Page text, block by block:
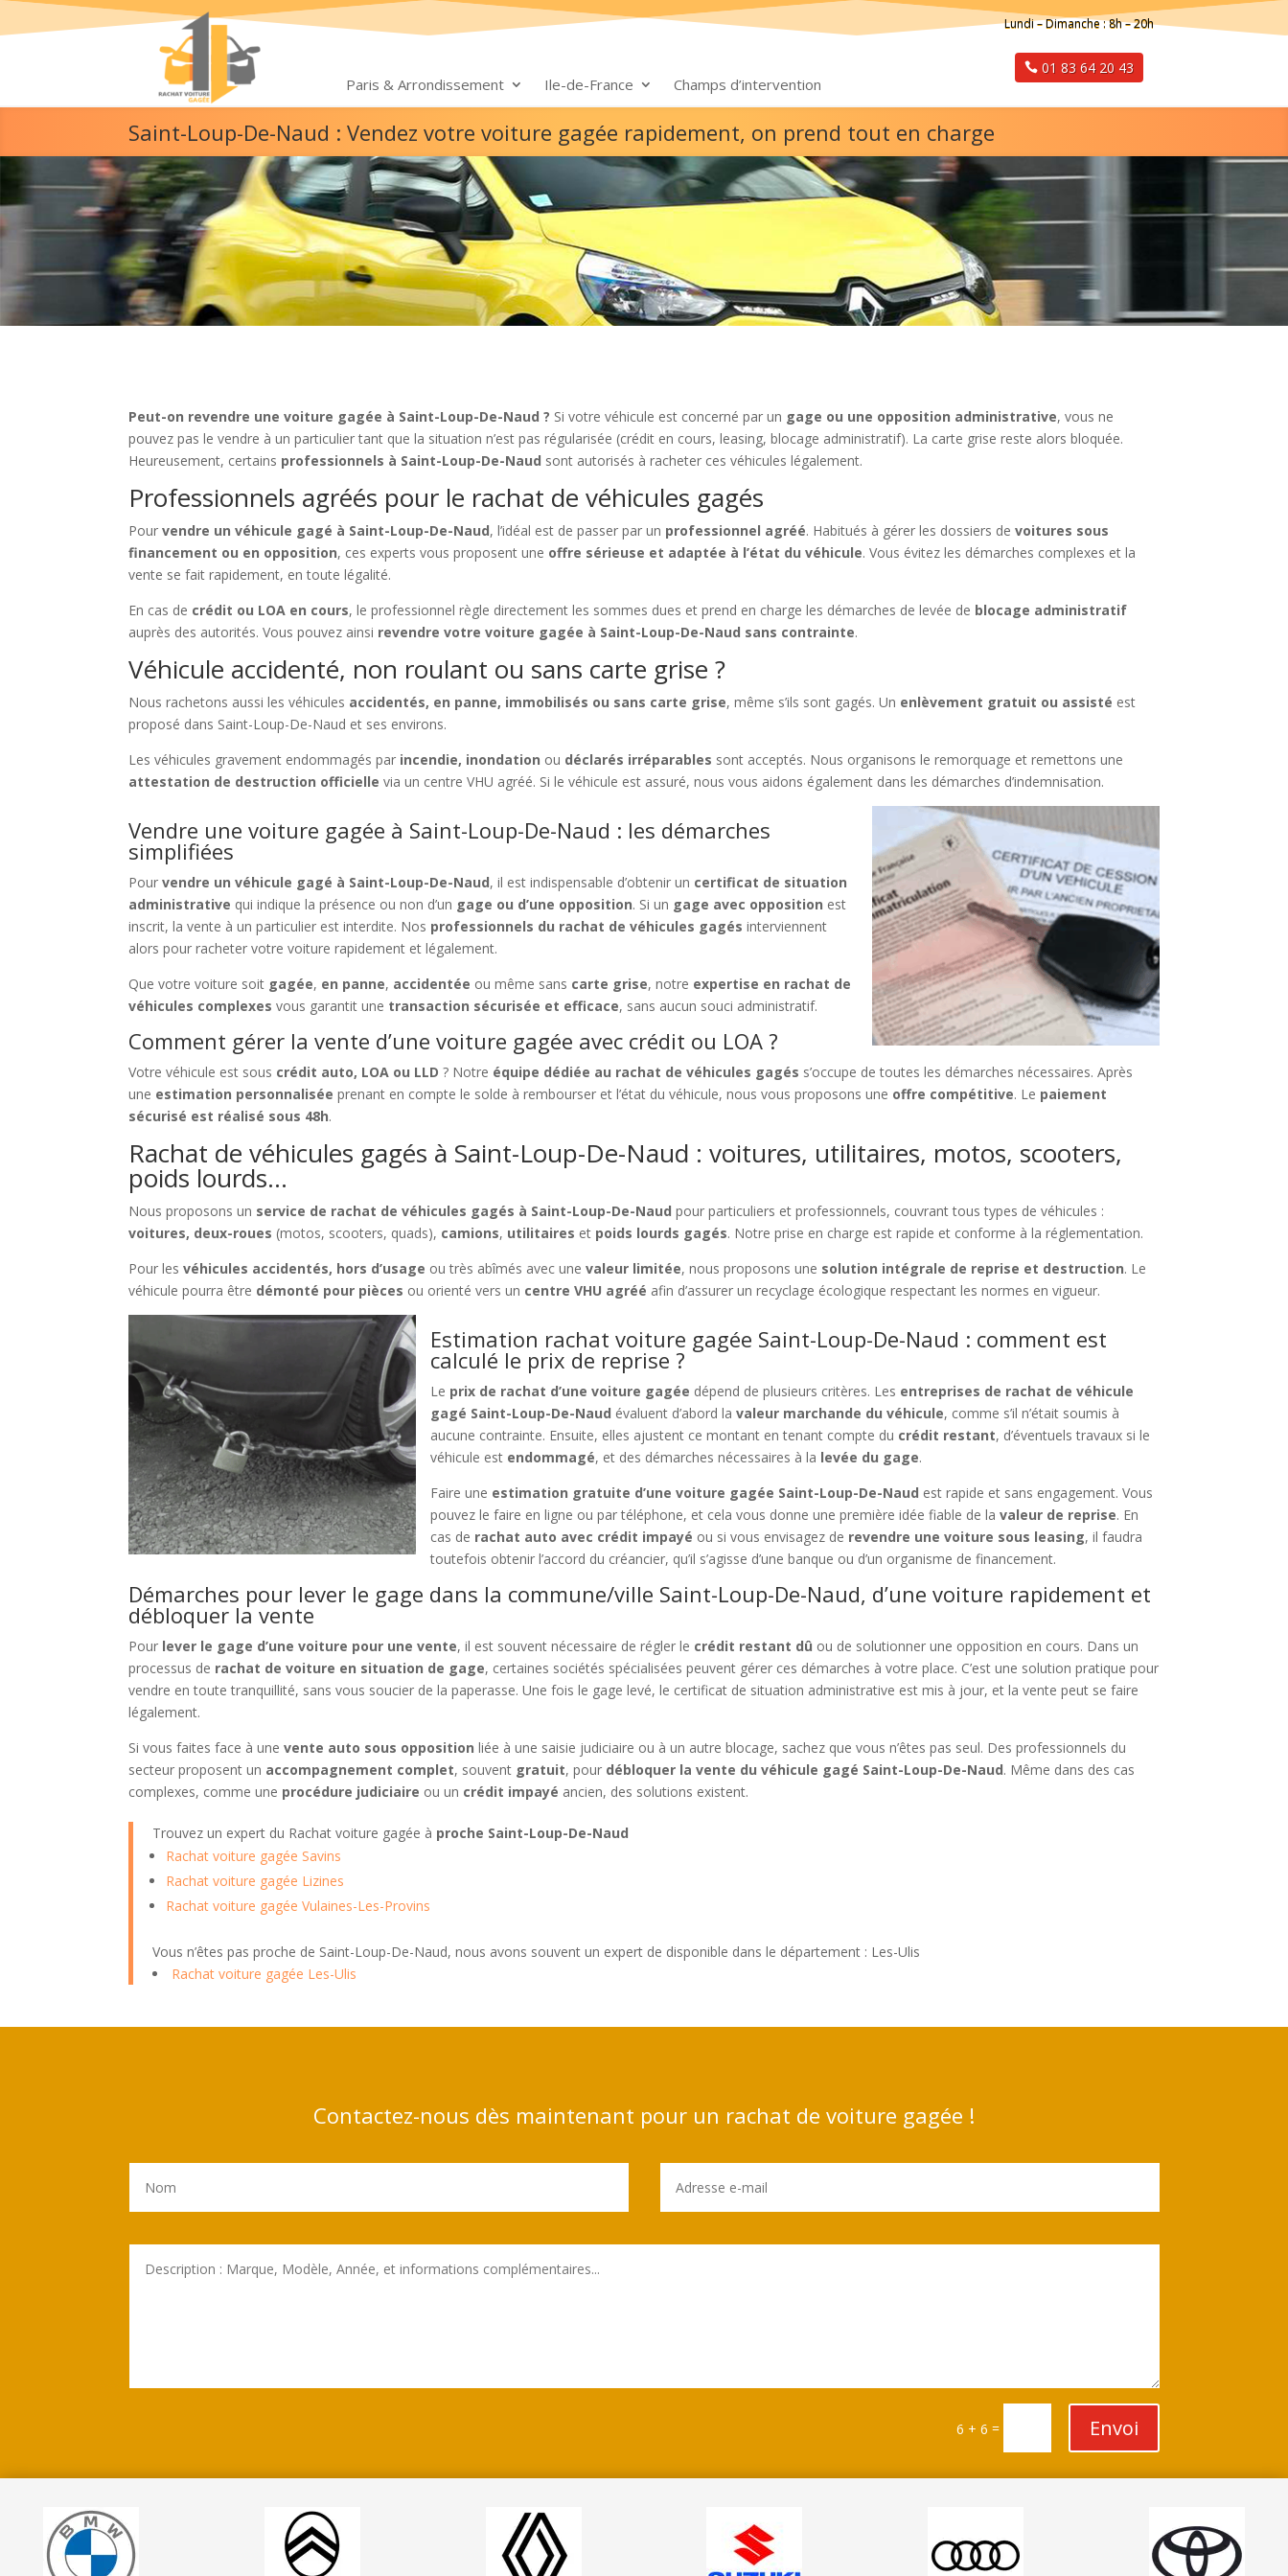
Paris & Arrondissement Ile-de-France Champs d’intervention
Lundi – Dimanche : 8h – 20h
01 83 64 20 43
Saint-Loup-De-Naud : Vendez votre voiture gagée rapidement, on prend tout en charge
Peut-on revendre une voiture gagée à Saint-Loup-De-Naud ? Si votre véhicule est concerné par un gage ou une opposition administrative, vous ne
pouvez pas le vendre à un particulier tant que la situation n’est pas régularisée (crédit en cours, leasing, blocage administratif). La carte grise reste alors bloquée.
Heureusement, certains professionnels à Saint-Loup-De-Naud sont autorisés à racheter ces véhicules légalement.
Professionnels agréés pour le rachat de véhicules gagés
Pourvendre un véhicule gagé à Saint-Loup-De-Naud, l’idéal est de passer par un professionnel agréé. Habitués à gérer les dossiers devoitures sous
financement ou en opposition, ces experts vous proposent une offre sérieuse et adaptée à l’état du véhicule. Vous évitez les démarches complexes et la
vente se fait rapidement, en toute légalité.
En cas de crédit ou LOA en cours, le professionnel règle directement les sommes dues et prend en charge les démarches de levée de blocage administratif
auprès des autorités. Vous pouvez ainsi revendre votre voiture gagée à Saint-Loup-De-Naud sans contrainte.
Véhicule accidenté, non roulant ou sans carte grise ?
Nous rachetons aussi les véhicules accidentés, en panne, immobilisés ou sans carte grise, même s’ils sont gagés. Un enlèvement gratuit ou assisté est
proposé dans Saint-Loup-De-Naud et ses environs.
Les véhicules gravement endommagés par incendie, inondation ou déclarés irréparables sont acceptés. Nous organisons le remorquage et remettons une
attestation de destruction officielle via un centre VHU agréé. Si le véhicule est assuré, nous vous aidons également dans les démarches d’indemnisation.
Vendre une voiture gagée à Saint-Loup-De-Naud : les démarches
simplifiées
Pourvendre un véhicule gagé à Saint-Loup-De-Naud, il est indispensable d’obtenir un certificat de situation
administrative qui indique la présence ou non d’un gage ou d’une opposition. Si un gage avec opposition est
inscrit, la vente à un particulier est interdite. Nos professionnels du rachat de véhicules gagés interviennent
alors pour racheter votre voiture rapidement et légalement.
Que votre voiture soit gagée, en panne, accidentée ou même sans carte grise, notre expertise en rachat de
véhicules complexes vous garantit une transaction sécurisée et efficace, sans aucun souci administratif.
Comment gérer la vente d’une voiture gagée avec crédit ou LOA ?
Votre véhicule est sous crédit auto, LOA ou LLD ? Notre équipe dédiée au rachat de véhicules gagés s’occupe de toutes les démarches nécessaires. Après
une estimation personnalisée prenant en compte le solde à rembourser et l’état du véhicule, nous vous proposons une offre compétitive. Le paiement
sécurisé est réalisé sous 48h.
Rachat de véhicules gagés à Saint-Loup-De-Naud : voitures, utilitaires, motos, scooters,
poids lourds…
Nous proposons un service de rachat de véhicules gagés à Saint-Loup-De-Naud pour particuliers et professionnels, couvrant tous types de véhicules :
voitures, deux-roues (motos, scooters, quads), camions, utilitaires et poids lourds gagés. Notre prise en charge est rapide et conforme à la réglementation.
Pour lesvéhicules accidentés, hors d’usage ou très abîmés avec unevaleur limitée, nous proposons une solution intégrale de reprise et destruction. Le
véhicule pourra être démonté pour pièces ou orienté vers un centre VHU agréé afin d’assurer un recyclage écologique respectant les normes en vigueur.
Estimation rachat voiture gagée Saint-Loup-De-Naud : comment est
calculé le prix de reprise ?
Le prix de rachat d’une voiture gagée dépend de plusieurs critères. Les entreprises de rachat de véhicule
gagé Saint-Loup-De-Naud évaluent d’abord lavaleur marchande du véhicule, comme s’il n’était soumis à
aucune contrainte. Ensuite, elles ajustent ce montant en tenant compte du crédit restant, d’éventuels travaux si le
véhicule est endommagé, et des démarches nécessaires à la levée du gage.
Faire une estimation gratuite d’une voiture gagée Saint-Loup-De-Naud est rapide et sans engagement. Vous
pouvez le faire en ligne ou par téléphone, et cela vous donne une première idée fiable de lavaleur de reprise. En
cas de rachat auto avec crédit impayé ou si vous envisagez de revendre une voiture sous leasing, il faudra
toutefois obtenir l’accord du créancier, qu’il s’agisse d’une banque ou d’un organisme de financement.
Démarches pour lever le gage dans la commune/ville Saint-Loup-De-Naud, d’une voiture rapidement et
débloquer la vente
Pour lever le gage d’une voiture pour une vente, il est souvent nécessaire de régler le crédit restant dû ou de solutionner une opposition en cours. Dans un
processus de rachat de voiture en situation de gage, certaines sociétés spécialisées peuvent gérer ces démarches à votre place. C’est une solution pratique pour
vendre en toute tranquillité, sans vous soucier de la paperasse. Une fois le gage levé, le certificat de situation administrative est mis à jour, et la vente peut se faire
légalement.
Si vous faites face à unevente auto sous opposition liée à une saisie judiciaire ou à un autre blocage, sachez que vous n’êtes pas seul. Des professionnels du
secteur proposent un accompagnement complet, souvent gratuit, pour débloquer la vente du véhicule gagé Saint-Loup-De-Naud. Même dans des cas
complexes, comme une procédure judiciaire ou un crédit impayé ancien, des solutions existent.
Trouvez un expert du Rachat voiture gagée à proche Saint-Loup-De-Naud
Rachat voiture gagée Savins
Rachat voiture gagée Lizines
Rachat voiture gagée Vulaines-Les-Provins
Vous n’êtes pas proche de Saint-Loup-De-Naud, nous avons souvent un expert de disponible dans le département : Les-Ulis
Rachat voiture gagée Les-Ulis
Contactez-nous dès maintenant pour un rachat de voiture gagée !
6 + 6 = Envoi